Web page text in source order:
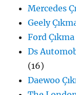
Mercedes
Geely
Ford
Ds
(16)
Daewoo